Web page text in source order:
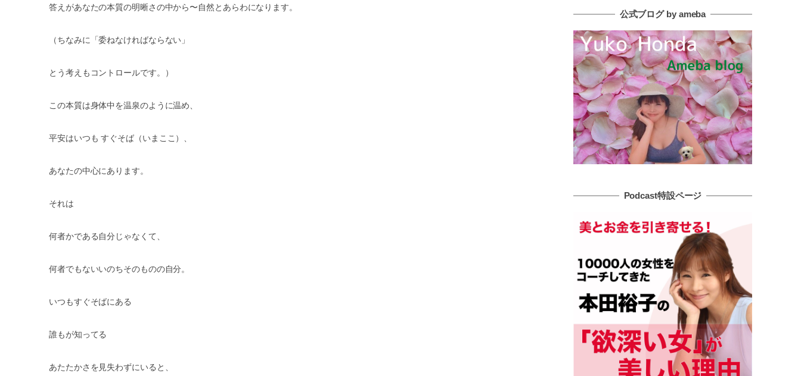
答えがあなたの本質の明晰さの中から〜自然とあらわになります。
（ちなみに「委ねなければならない」
とう考えもコントロールです。）
この本質は身体中を温泉のように温め、
平安はいつも すぐそば（いまここ）、
あなたの中心にあります。
それは
何者かである自分じゃなくて、
何者でもないいのちそのものの自分。
いつもすぐそばにある
誰もが知ってる
あたたかさを見失わずにいると、
公式ブログ by ameba
Podcast特設ページ